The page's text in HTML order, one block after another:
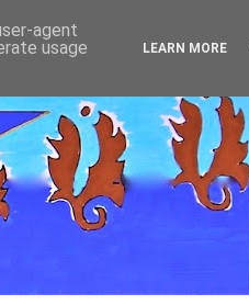
agent
usage
LEARN MORE